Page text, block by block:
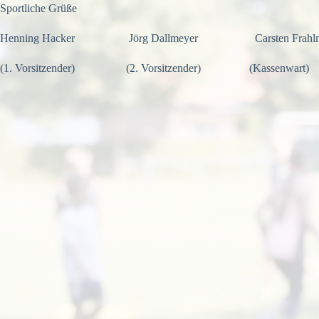
Sportliche Grüße
Henning Hacker Jörg Dallmeyer Carsten
(1. Vorsitzender) (2. Vorsitzender) (Kassenwart)